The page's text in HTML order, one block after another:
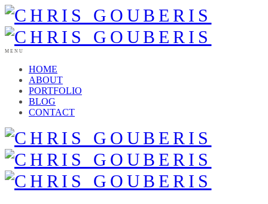
MENU
HOME
ABOUT
PORTFOLIO
BLOG
CONTACT